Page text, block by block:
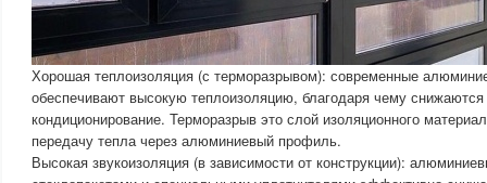
Хорошая теплоизоляция (с терморазрывом): современные
обеспечивают высокую теплоизоляцию, благодаря чему снижаются
кондиционирование. Терморазрыв это слой изоляционного
передачу тепла через алюминиевый профиль.
Высокая звукоизоляция (в зависимости от конструкции):